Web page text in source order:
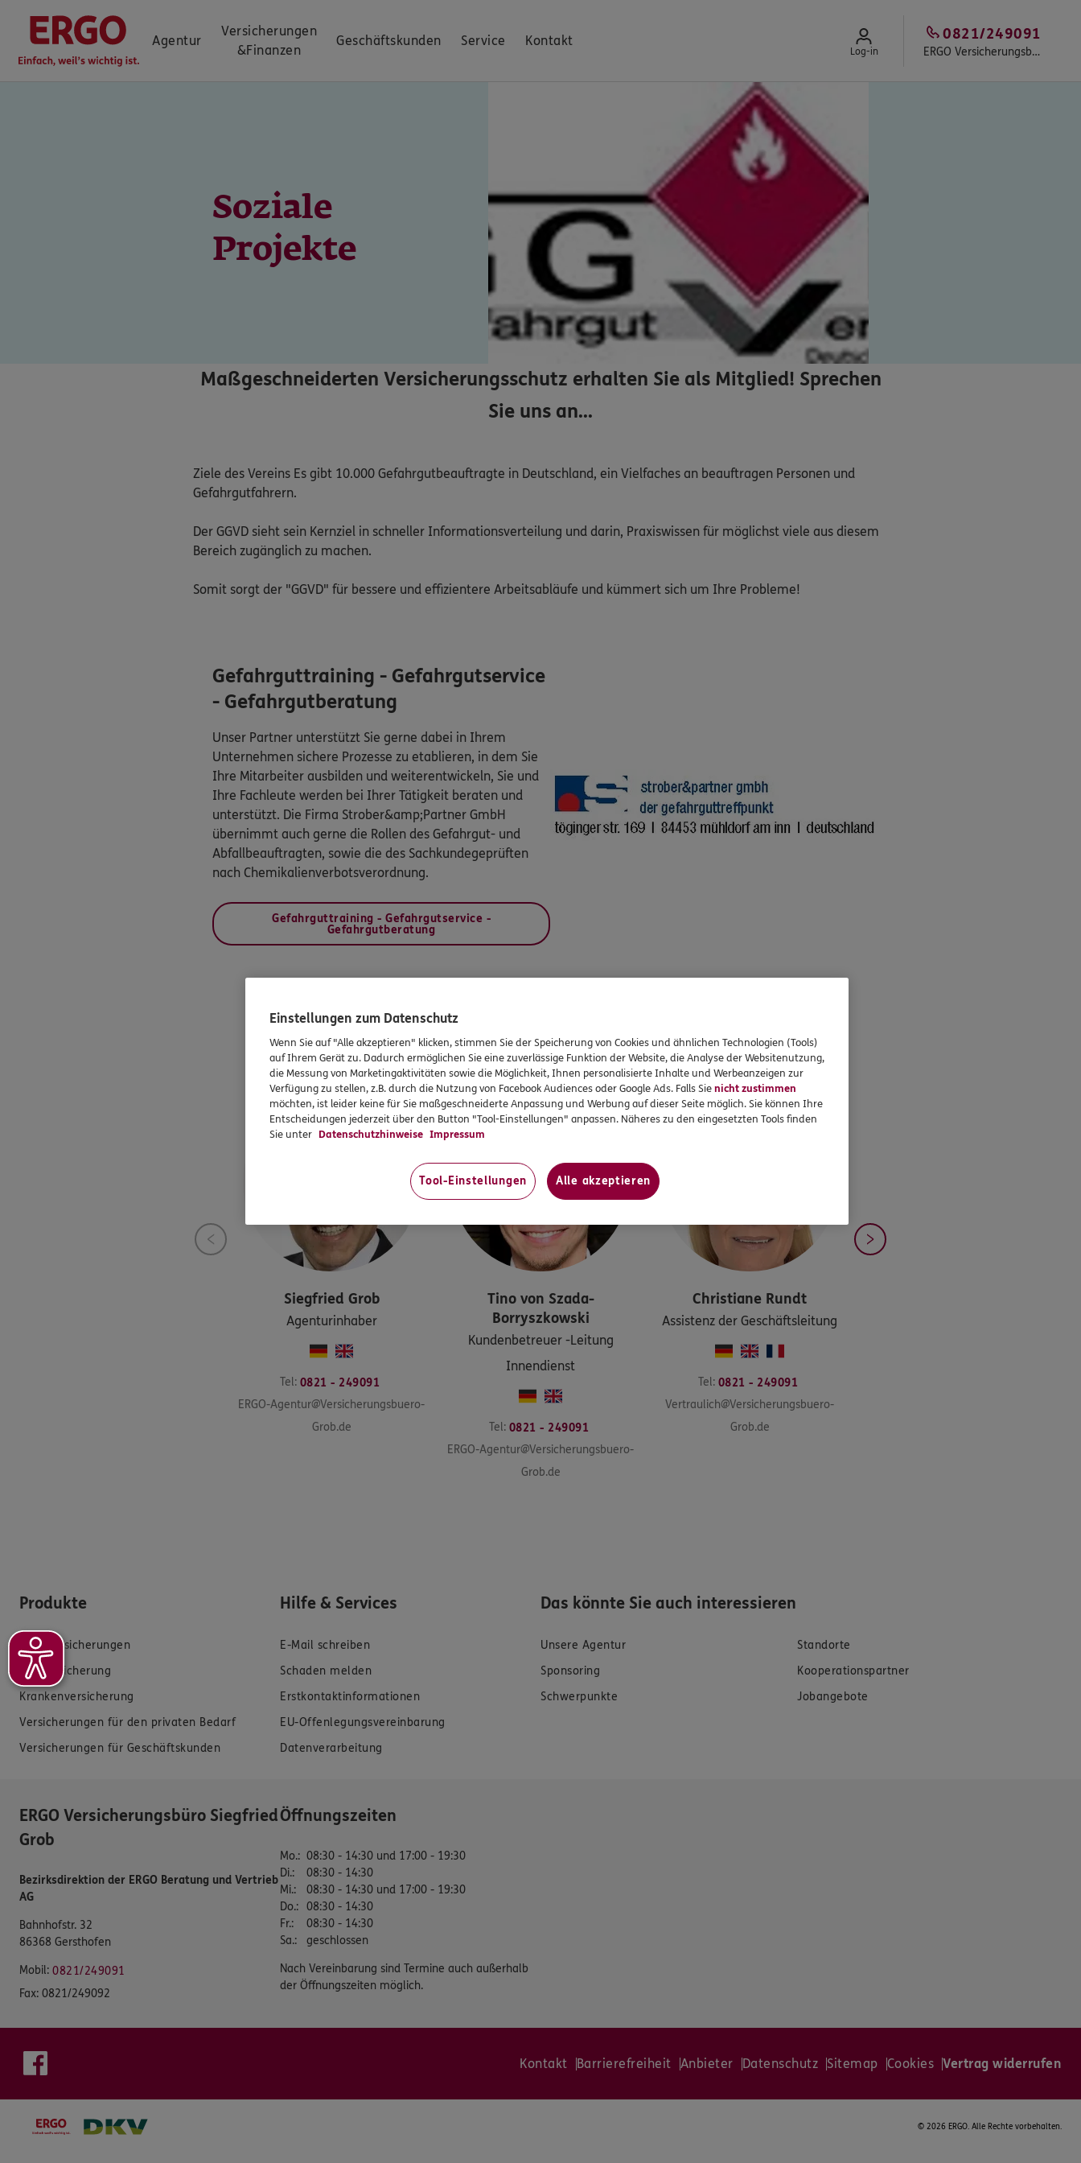
Agentur
Versicherungen
&Finanzen
Geschäftskunden Service Kontakt
Log-in ERGO Versicherungsbüro Siegfried Grob
0821/249091
Soziale
Projekte
Maßgeschneiderten Versicherungsschutz erhalten Sie als Mitglied! Sprechen
Sie uns an...
Ziele des Vereins Es gibt 10.000 Gefahrgutbeauftragte in Deutschland, ein Vielfaches an beauftragen Personen und
Gefahrgutfahrern.
Der GGVD sieht sein Kernziel in schneller Informationsverteilung und darin, Praxiswissen für möglichst viele aus diesem
Bereich zugänglich zu machen.
Somit sorgt der "GGVD" für bessere und effizientere Arbeitsabläufe und kümmert sich um Ihre Probleme!
Gefahrguttraining - Gefahrgutservice
- Gefahrgutberatung
Unser Partner unterstützt Sie gerne dabei in Ihrem
Unternehmen sichere Prozesse zu etablieren, in dem Sie
Ihre Mitarbeiter ausbilden und weiterentwickeln, Sie und
Ihre Fachleute werden bei Ihrer Tätigkeit beraten und
unterstützt. Die Firma Strober&amp;Partner GmbH
übernimmt auch gerne die Rollen des Gefahrgut- und
Abfallbeauftragten, sowie die des Sachkundegeprüften
nach Chemikalienverbotsverordnung.
Gefahrguttraining - Gefahrgutservice -
Gefahrgutberatung
IN UND UM GERSTHOFEN FÜR SIE DA
ERGO Versicherungsbüro Siegfried Grob
Siegfried Grob
Agenturinhaber
Tel: 0821 - 249091
ERGO-Agentur@Versicherungsbuero-
Grob.de
Tino von Szada-
Borryszkowski
Kundenbetreuer -Leitung
Innendienst
Tel: 0821 - 249091
ERGO-Agentur@Versicherungsbuero-
Grob.de
Christiane Rundt
Assistenz der Geschäftsleitung
Tel: 0821 - 249091
Vertraulich@Versicherungsbuero-
Grob.de
Produkte
Zahnversicherungen
Kfz-Versicherung
Krankenversicherung
Versicherungen für den privaten Bedarf
Versicherungen für Geschäftskunden
Hilfe & Services
E-Mail schreiben
Schaden melden
Erstkontaktinformationen
EU-Offenlegungsvereinbarung
Datenverarbeitung
Das könnte Sie auch interessieren
Unsere Agentur
Standorte
Sponsoring
Kooperationspartner
Schwerpunkte
Jobangebote
ERGO Versicherungsbüro Siegfried
Grob
Bezirksdirektion der ERGO Beratung und Vertrieb
AG
Bahnhofstr. 32
86368 Gersthofen
Mobil: 0821/249091
Fax: 0821/249092
Öffnungszeiten
Mo.: 08:30 - 14:30 und 17:00 - 19:30
Di.:
08:30 - 14:30
Mi.:
08:30 - 14:30 und 17:00 - 19:30
Do.: 08:30 - 14:30
Fr.:
08:30 - 14:30
Sa.: geschlossen
Nach Vereinbarung sind Termine auch außerhalb
der Öffnungszeiten möglich.
Kontakt Barrierefreiheit Anbieter Datenschutz Sitemap Cookies Vertrag widerrufen
© 2026 ERGO. Alle Rechte vorbehalten.
Einstellungen zum Datenschutz
Wenn Sie auf "Alle akzeptieren" klicken, stimmen Sie der Speicherung von Cookies und ähnlichen Technologien (Tools)
auf Ihrem Gerät zu. Dadurch ermöglichen Sie eine zuverlässige Funktion der Website, die Analyse der Websitenutzung,
die Messung von Marketingaktivitäten sowie die Möglichkeit, Ihnen personalisierte Inhalte und Werbeanzeigen zur
Verfügung zu stellen, z.B. durch die Nutzung von Facebook Audiences oder Google Ads. Falls Sienicht zustimmen
möchten, ist leider keine für Sie maßgeschneiderte Anpassung und Werbung auf dieser Seite möglich. Sie können Ihre
Entscheidungen jederzeit über den Button "Tool-Einstellungen" anpassen. Näheres zu den eingesetzten Tools finden
Sie unter Datenschutzhinweise Impressum
Tool-Einstellungen Alle akzeptieren